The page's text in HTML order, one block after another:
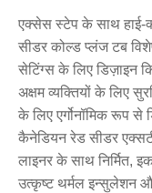
एक्सेस स्टेप के साथ हाई-
सीडर कोल्ड प्लंज टब
सेटिंग्स के लिए डिज़ाइन
अक्षम व्यक्तियों के लिए
के लिए एर्गोनॉमिक रूप से
कैनेडियन रेड सीडर
लाइनर के साथ निर्मित,
उत्कृष्ट थर्मल इन्सुलेशन